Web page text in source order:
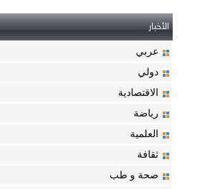
الأخبار
عربي
دولي
الاقتصادية
رياضة
العلمية
ثقافة
صحة و طب